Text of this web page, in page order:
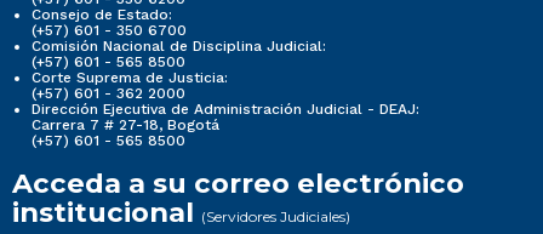
Consejo de Estado:
(+57) 601 - 350 6700
Comisión Nacional de Disciplina Judicial:
(+57) 601 - 565 8500
Corte Suprema de Justicia:
(+57) 601 - 362 2000
Dirección Ejecutiva de Administración Judicial - DEAJ:
Carrera 7 # 27-18, Bogotá
(+57) 601 - 565 8500
Acceda a su correo electrónico
institucional (Servidores Judiciales)